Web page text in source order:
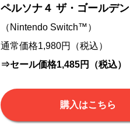
ペルソナ４ ザ・ゴールデン
（Nintendo Switch™）
通常価格1,980円（税込）
⇒セール価格1,485円（税込）
購入はこちら